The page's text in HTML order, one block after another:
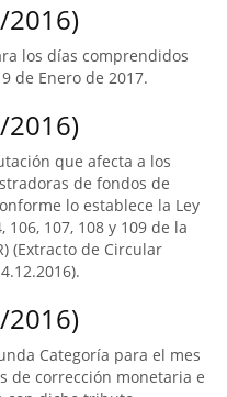
2016)
los días comprendidos
de Enero de 2017.
2016)
que afecta a los
de fondos de
lo establece la Ley
106, 107, 108 y 109 de la
(Extracto de Circular
2016)
Categoría para el mes
de corrección monetaria e